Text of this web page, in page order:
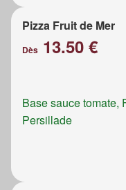
Pizza Fruit de Mer
Dès 13.50 €
Base sauce tomate,
Persillade